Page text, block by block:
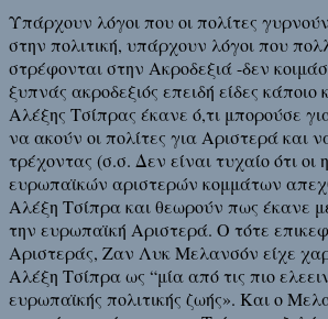
Υπάρχουν λόγοι που οι πολίτες
στην πολιτική, υπάρχουν λόγοι που
στρέφονται στην Ακροδεξιά -δεν
ξυπνάς ακροδεξιός επειδή είδες κάποιο
Αλέξης Τσίπρας έκανε ό,τι μπορούσε
να ακούν οι πολίτες για Αριστερά και
τρέχοντας (σ.σ. Δεν είναι τυχαίο ότι οι
ευρωπαϊκών αριστερών κομμάτων
Αλέξη Τσίπρα και θεωρούν πως έκανε
την ευρωπαϊκή Αριστερά. Ο τότε
Αριστεράς, Ζαν Λυκ Μελανσόν είχε
Αλέξη Τσίπρα ως “μία από τις πιο
ευρωπαϊκής πολιτικής ζωής». Και ο